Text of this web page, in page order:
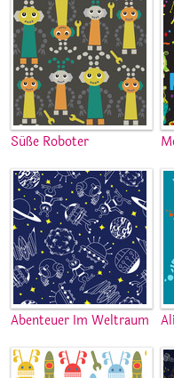
Süße Roboter
Abenteuer Im Weltraum